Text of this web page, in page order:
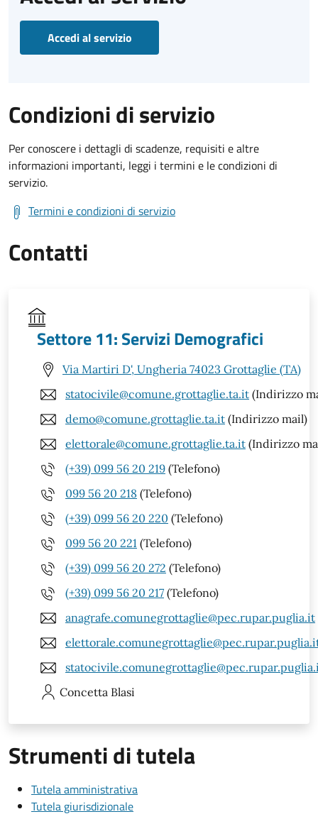
Accedi al servizio
Condizioni di servizio
Per conoscere i dettagli di scadenze, requisiti e altre
informazioni importanti, leggi i termini e le condizioni di
servizio.
Termini e condizioni di servizio
Contatti
Settore 11: Servizi Demografici
Via Martiri D', Ungheria 74023 Grottaglie (TA)
statocivile@comune.grottaglie.ta.it (Indirizzo
demo@comune.grottaglie.ta.it (Indirizzo mail)
elettorale@comune.grottaglie.ta.it (Indirizzo
(+39) 099 56 20 219 (Telefono)
099 56 20 218 (Telefono)
(+39) 099 56 20 220 (Telefono)
099 56 20 221 (Telefono)
(+39) 099 56 20 272 (Telefono)
(+39) 099 56 20 217 (Telefono)
anagrafe.comunegrottaglie@pec.rupar.puglia.it
Concetta Blasi
Strumenti di tutela
Tutela amministrativa
Tutela giurisdizionale